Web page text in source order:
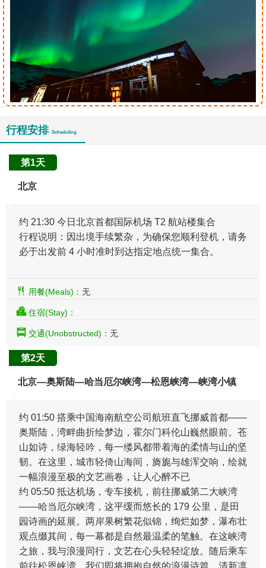
行程安排 Scheduling
第1天
北京
约 21:30 今日北京首都国际机场 T2 航站楼集合
行程说明：因出境手续繁杂，为确保您顺利登机，请务
必于出发前 4 小时准时到达指定地点统一集合。
用餐(Meals)： 无
住宿(Stay)：
交通(Unobstructed)： 无
第2天
北京—奥斯陆—哈当厄尔峡湾—松恩峡湾—峡湾小镇
约 01:50 搭乘中国海南航空公司航班直飞挪威首都——
奥斯陆，湾畔曲折绘梦边，霍尔门科伦山巍然眼前。苍
山如诗，绿海轻吟，每一缕风都带着海的柔情与山的坚
韧。在这里，城市轻倚山海间，旖旎与雄浑交响，绘就
一幅浪漫至极的文艺画卷，让人心醉不已
约 05:50 抵达机场，专车接机，前往挪威第二大峡湾
——哈当厄尔峡湾，这平缓而悠长的 179 公里，是田
园诗画的延展。两岸果树繁花似锦，绚烂如梦，瀑布壮
观点缀其间，每一幕都是自然最温柔的笔触。在这峡湾
之旅，我与浪漫同行，文艺在心头轻轻绽放。随后乘车
前往松恩峡湾，我们即将拥抱自然的浪漫诗篇。清新凛